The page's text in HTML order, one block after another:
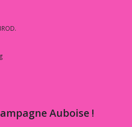
Auboise !